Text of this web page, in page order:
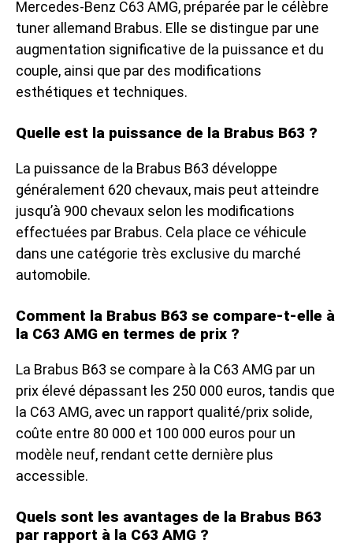
Mercedes-Benz C63 AMG, préparée par le célèbre
tuner allemand Brabus. Elle se distingue par une
augmentation significative de la puissance et du
couple, ainsi que par des modifications
esthétiques et techniques.
Quelle est la puissance de la Brabus B63 ?
La puissance de la Brabus B63 développe
généralement 620 chevaux, mais peut atteindre
jusqu’à 900 chevaux selon les modifications
effectuées par Brabus. Cela place ce véhicule
dans une catégorie très exclusive du marché
automobile.
Comment la Brabus B63 se compare-t-elle à
la C63 AMG en termes de prix ?
La Brabus B63 se compare à la C63 AMG par un
prix élevé dépassant les 250 000 euros, tandis que
la C63 AMG, avec un rapport qualité/prix solide,
coûte entre 80 000 et 100 000 euros pour un
modèle neuf, rendant cette dernière plus
accessible.
Quels sont les avantages de la Brabus B63
par rapport à la C63 AMG ?